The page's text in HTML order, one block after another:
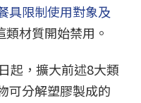
具限制使用對象及
材質開始禁用。
起，擴大前述8大類
可分解塑膠製成的